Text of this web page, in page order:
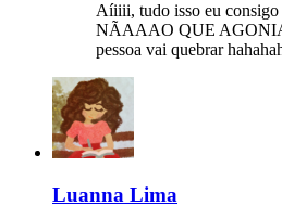
Aíiiii, tudo isso eu
NÃAAAO QUE
pessoa vai quebrar
Luanna Lima